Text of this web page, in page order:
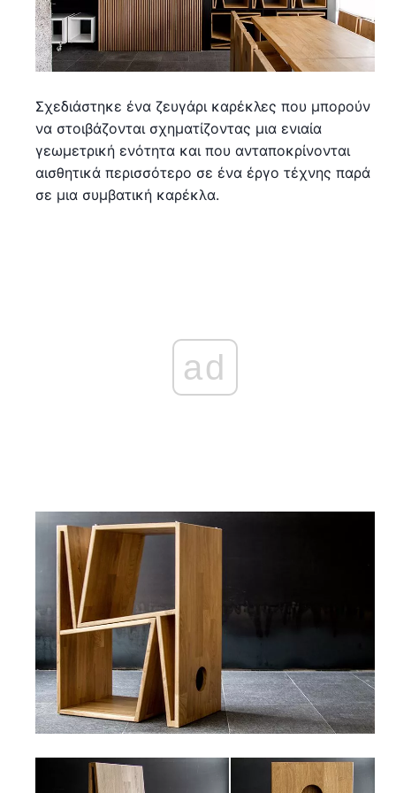
Σχεδιάστηκε ένα ζευγάρι καρέκλες που μπορούν
να στοιβάζονται σχηματίζοντας μια ενιαία
γεωμετρική ενότητα και που ανταποκρίνονται
αισθητικά περισσότερο σε ένα έργο τέχνης παρά
σε μια συμβατική καρέκλα.
ad